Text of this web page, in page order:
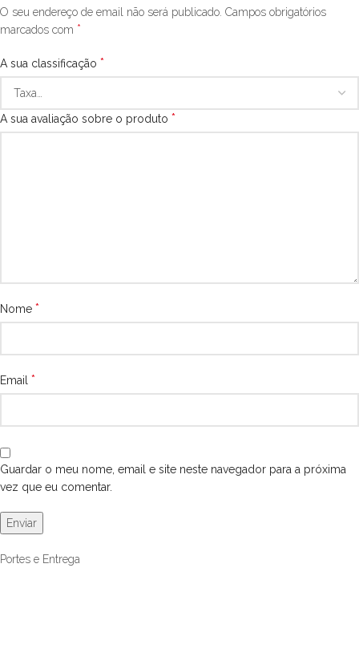
O seu endereço de email não será publicado. Campos obrigatórios
marcados com *
A sua classificação *
A sua avaliação sobre o produto *
Nome *
Email *
Guardar o meu nome, email e site neste navegador para a próxima
vez que eu comentar.
Portes e Entrega